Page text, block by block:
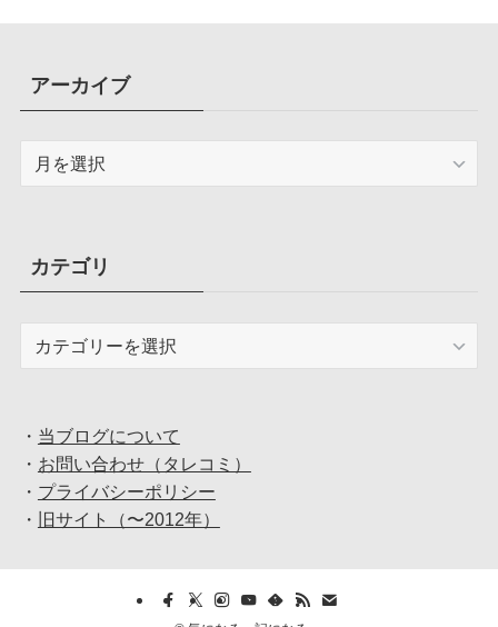
アーカイブ
ブカテゴリ
・ 当ブログについて
・ お問い合わせ（タレコミ）
・ プライバシーポリシー
・
旧サイト（〜2012年）